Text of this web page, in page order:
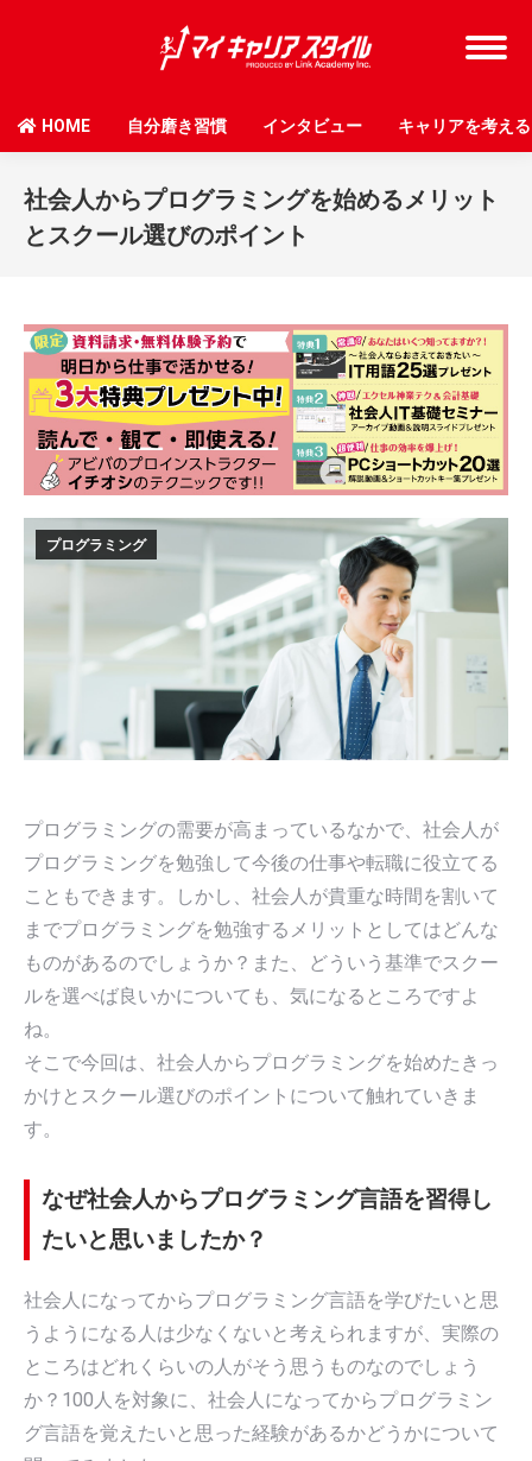
HOME 自分磨き習慣 インタビュー キャリアを考える
社会人からプログラミングを始めるメリット
とスクール選びのポイント
プログラミング
プログラミングの需要が高まっているなかで、社会人が
プログラミングを勉強して今後の仕事や転職に役立てる
こともできます。しかし、社会人が貴重な時間を割いて
までプログラミングを勉強するメリットとしてはどんな
ものがあるのでしょうか？また、どういう基準でスクー
ルを選べば良いかについても、気になるところですよ
ね。
そこで今回は、社会人からプログラミングを始めたきっ
かけとスクール選びのポイントについて触れていきま
す。
なぜ社会人からプログラミング言語を習得し
たいと思いましたか？
社会人になってからプログラミング言語を学びたいと思
うようになる人は少なくないと考えられますが、実際の
ところはどれくらいの人がそう思うものなのでしょう
か？100人を対象に、社会人になってからプログラミン
グ言語を覚えたいと思った経験があるかどうかについて